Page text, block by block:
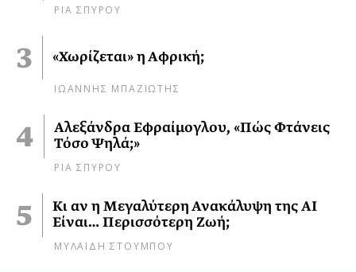
ΡΙΑ ΣΠΥΡΟΥ
«Χωρίζεται» η Αφρική;
ΙΩΑΝΝΗΣ ΜΠΑΖΙΩΤΗΣ
Αλεξάνδρα Εφραίμογλου, «Πώς Φτάνεις
Τόσο Ψηλά;»
ΡΙΑ ΣΠΥΡΟΥ
Κι αν η Μεγαλύτερη Ανακάλυψη της AI
Είναι… Περισσότερη Ζωή;
ΜΥΛΑΙΔΗ ΣΤΟΥΜΠΟΥ